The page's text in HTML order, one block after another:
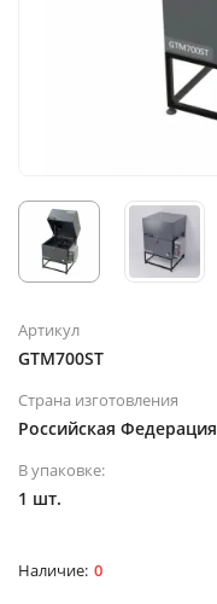
Артикул
GTM700ST
Страна изготовления
Российская Федерация
В упаковке:
1 шт.
0